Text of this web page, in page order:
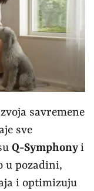
savremene
sve
Q-Symphonyi
u pozadini,
i optimizuju